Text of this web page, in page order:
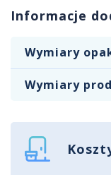
Informacje
Wymiary
Wymiary